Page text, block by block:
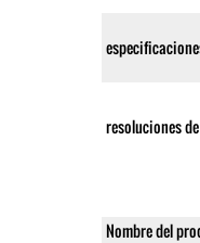
resoluciones
Nombre del